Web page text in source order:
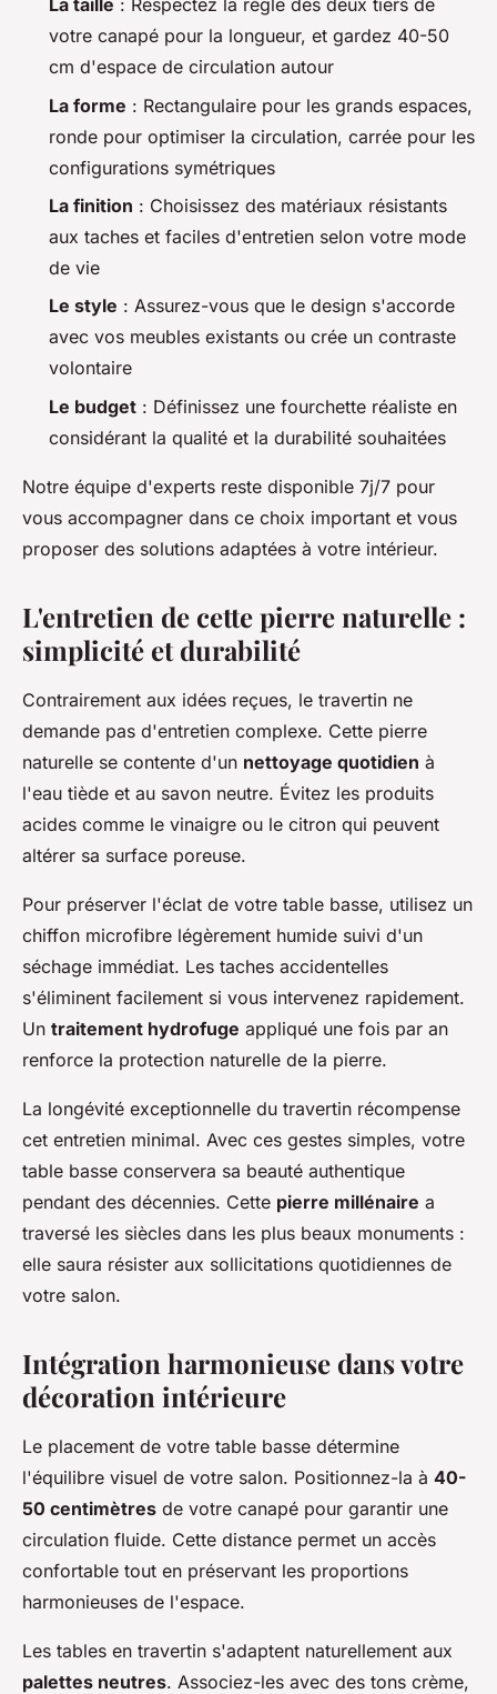
La taille : Respectez la règle des deux tiers de
votre canapé pour la longueur, et gardez 40-50
cm d'espace de circulation autour
La forme : Rectangulaire pour les grands espaces,
ronde pour optimiser la circulation, carrée pour les
configurations symétriques
La finition : Choisissez des matériaux résistants
aux taches et faciles d'entretien selon votre mode
de vie
Le style : Assurez-vous que le design s'accorde
avec vos meubles existants ou crée un contraste
volontaire
Le budget : Définissez une fourchette réaliste en
considérant la qualité et la durabilité souhaitées
Notre équipe d'experts reste disponible 7j/7 pour
vous accompagner dans ce choix important et vous
proposer des solutions adaptées à votre intérieur.
L'entretien de cette pierre naturelle :
simplicité et durabilité
Contrairement aux idées reçues, le travertin ne
demande pas d'entretien complexe. Cette pierre
naturelle se contente d'un nettoyage quotidien à
l'eau tiède et au savon neutre. Évitez les produits
acides comme le vinaigre ou le citron qui peuvent
altérer sa surface poreuse.
Pour préserver l'éclat de votre table basse, utilisez un
chiffon microfibre légèrement humide suivi d'un
séchage immédiat. Les taches accidentelles
s'éliminent facilement si vous intervenez rapidement.
Un traitement hydrofuge appliqué une fois par an
renforce la protection naturelle de la pierre.
La longévité exceptionnelle du travertin récompense
cet entretien minimal. Avec ces gestes simples, votre
table basse conservera sa beauté authentique
pendant des décennies. Cette pierre millénaire a
traversé les siècles dans les plus beaux monuments :
elle saura résister aux sollicitations quotidiennes de
votre salon.
Intégration harmonieuse dans votre
décoration intérieure
Le placement de votre table basse détermine
l'équilibre visuel de votre salon. Positionnez-la à 40-
50 centimètres de votre canapé pour garantir une
circulation fluide. Cette distance permet un accès
confortable tout en préservant les proportions
harmonieuses de l'espace.
Les tables en travertin s'adaptent naturellement aux
palettes neutres. Associez-les avec des tons crème,